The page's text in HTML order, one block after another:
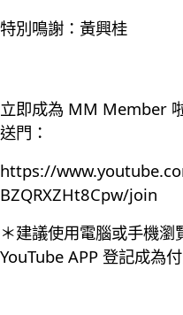
特別鳴謝：黃興桂
立即成為 MM Member
送門：
https://
BZQRXZHt8Cpw/join
＊建議使用電腦或手機
YouTube APP 登記成為